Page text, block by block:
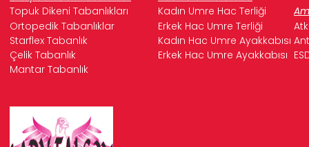
Topuk Dikeni Tabanlıkları
Kadın Umre Hac Terliği
Ortopedik Tabanlıklar
Erkek Hac Umre Terliği
Starflex Tabanlık
Kadın Hac Umre Ayakkabısı
Çelik Tabanlık
Erkek Hac Umre Ayakkabısı
Mantar Tabanlık